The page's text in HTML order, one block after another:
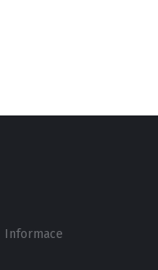
Informace